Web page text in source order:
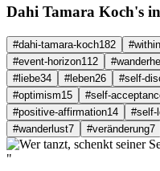
Dahi Tamara Koch's
#dahi-tamara-koch182
#event-horizon112
#liebe34 #leben26 #self-
#optimism15 #self-
#positive-affirmation14 #self-
#wanderlust7 #veränderung7
"